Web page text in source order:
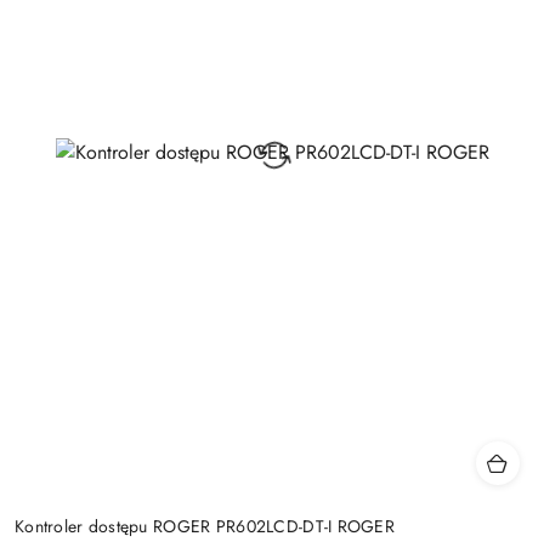
Kontroler dostępu ROGER PR602LCD-DT-I ROGER